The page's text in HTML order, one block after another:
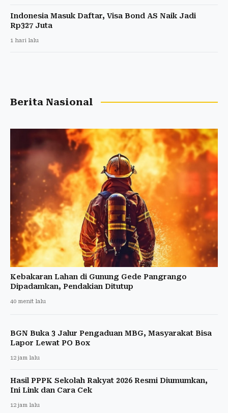
Indonesia Masuk Daftar, Visa Bond AS Naik Jadi
Rp327 Juta
1 hari lalu
Berita Nasional
Kebakaran Lahan di Gunung Gede Pangrango
Dipadamkan, Pendakian Ditutup
40 menit lalu
BGN Buka 3 Jalur Pengaduan MBG, Masyarakat Bisa
Lapor Lewat PO Box
12 jam lalu
Hasil PPPK Sekolah Rakyat 2026 Resmi Diumumkan,
Ini Link dan Cara Cek
12 jam lalu